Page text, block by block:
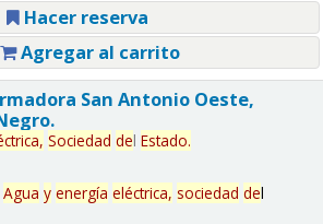
Hacer reserva
Agregar al carrito
San Antonio Oeste,
Sociedad del Estado.
Agua y energía eléctrica, sociedad del